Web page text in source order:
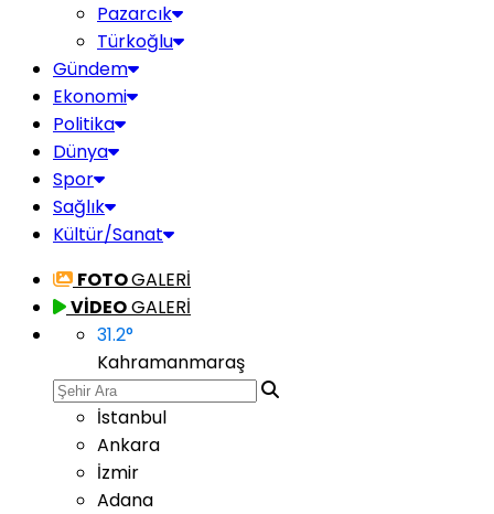
Pazarcık
Türkoğlu
Gündem
Ekonomi
Politika
Dünya
Spor
Sağlık
Kültür/Sanat
FOTOGALERİ
VİDEOGALERİ
31.2°
Kahramanmaraş
İstanbul
Ankara
İzmir
Adana